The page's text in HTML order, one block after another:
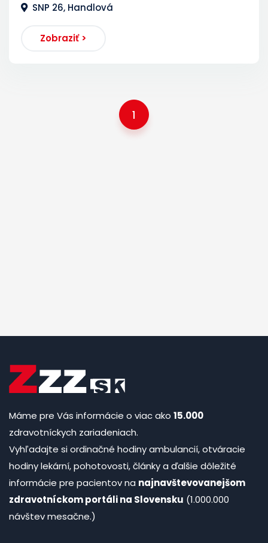
SNP 26, Handlová
Zobraziť >
1
Máme pre Vás informácie o viac ako 15.000
zdravotníckych zariadeniach.
Vyhľadajte si ordinačné hodiny ambulancií, otváracie
hodiny lekární, pohotovosti, články a ďalšie dôležité
informácie pre pacientov na najnavštevovanejšom
zdravotníckom portáli na Slovensku (1.000.000
návštev mesačne.)